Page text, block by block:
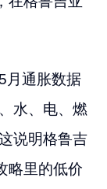
月通胀数据
水、电、燃
说明格鲁吉
略里的低价